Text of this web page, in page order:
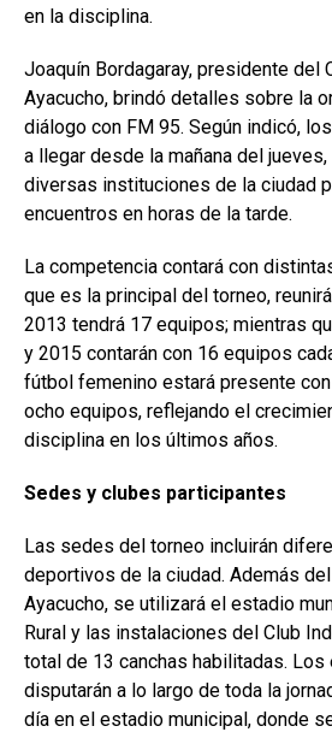
en la disciplina.
Joaquín Bordagaray, presidente del
Ayacucho, brindó detalles sobre la
diálogo con FM 95. Según indicó,
a llegar desde la mañana del
diversas instituciones de la ciudad
encuentros en horas de la tarde.
La competencia contará con
que es la principal del torneo,
2013 tendrá 17 equipos; mientras
y 2015 contarán con 16 equipos
fútbol femenino estará presente
ocho equipos, reflejando el
disciplina en los últimos años.
Sedes y clubes participantes
Las sedes del torneo incluirán
deportivos de la ciudad. Además
Ayacucho, se utilizará el estadio
Rural y las instalaciones del Club
total de 13 canchas habilitadas. Los
disputarán a lo largo de toda la
día en el estadio municipal, donde